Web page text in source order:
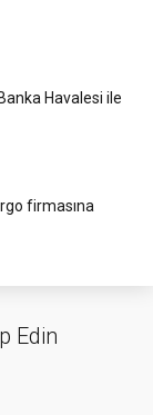
Havalesi ile
firmasına
Edin